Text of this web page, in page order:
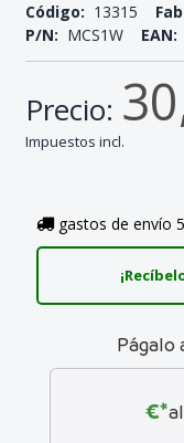
Código: 13315
P/N: MCS1W EAN:
Precio:
Impuestos incl.
gastos de envío
Págalo
€*